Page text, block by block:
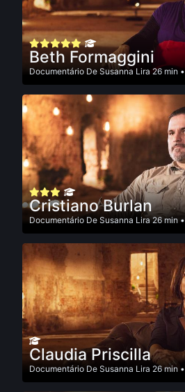
Beth Formaggini
Documentário De Susanna Lira 26 min •
Cristiano Burlan
Documentário De Susanna Lira26 min •
Claudia Priscilla
Documentário De Susanna Lira 26 min •